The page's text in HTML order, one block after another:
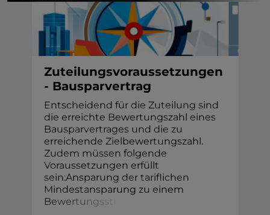
Zuteilungsvoraussetzungen
- Bausparvertrag
Entscheidend für die Zuteilung sind
die erreichte Bewertungszahl eines
Bausparvertrages und die zu
erreichende Zielbewertungszahl.
Zudem müssen folgende
Voraussetzungen erfüllt
sein:Ansparung der tariflichen
Mindestansparung zu einem
Bewertu ngss